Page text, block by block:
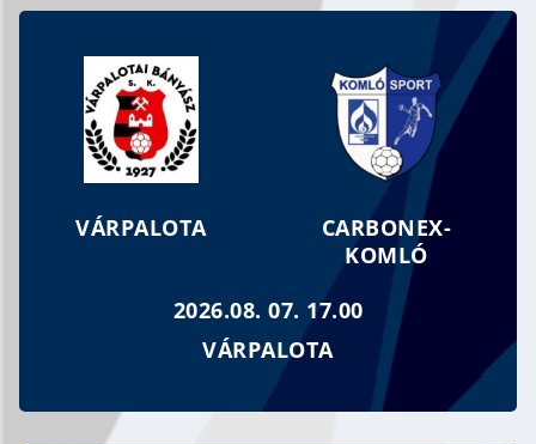
MEGFOGYVA BÁR, DE TÖRVE NEM…
VÁRPALOTA
CARBONEX-
KOMLÓ
2026.08. 07. 17.00
VÁRPALOTA